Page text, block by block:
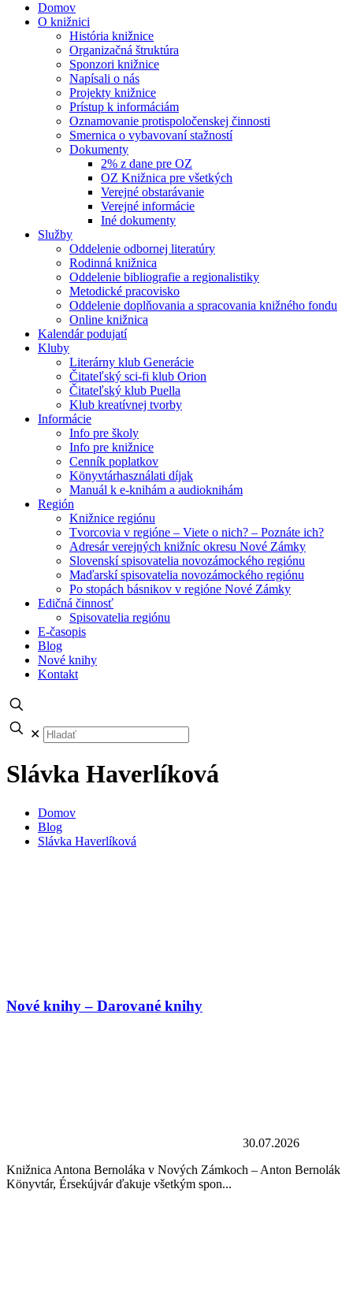
Domov
O knižnici
História knižnice
Organizačná štruktúra
Sponzori knižnice
Napísali o nás
Projekty knižnice
Prístup k informáciám
Oznamovanie protispoločenskej činnosti
Smernica o vybavovaní stažností
Dokumenty
2% z dane pre OZ
OZ Knižnica pre všetkých
Verejné obstarávanie
Verejné informácie
Iné dokumenty
Služby
Oddelenie odbornej literatúry
Rodinná knižnica
Oddelenie bibliografie a regionalistiky
Metodické pracovisko
Oddelenie doplňovania a spracovania knižného fondu
Online knižnica
Kalendár podujatí
Kluby
Literárny klub Generácie
Čitateľský sci-fi klub Orion
Čitateľský klub Puella
Klub kreatívnej tvorby
Informácie
Info pre školy
Info pre knižnice
Cenník poplatkov
Könyvtárhasználati díjak
Manuál k e-knihám a audioknihám
Región
Knižnice regiónu
Tvorcovia v regióne – Viete o nich? – Poznáte ich?
Adresár verejných knižníc okresu Nové Zámky
Slovenskí spisovatelia novozámockého regiónu
Maďarskí spisovatelia novozámockého regiónu
Po stopách básnikov v regióne Nové Zámky
Edičná činnosť
Spisovatelia regiónu
E-časopis
Blog
Nové knihy
Kontakt
✕
Slávka Haverlíková
Domov
Blog
Slávka Haverlíková
Nové knihy – Darované knihy
30.07.2026
Knižnica Antona Bernoláka v Nových Zámkoch – Anton Bernolák
Könyvtár, Érsekújvár ďakuje všetkým spon...